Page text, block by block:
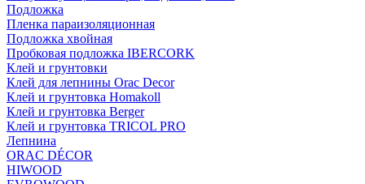
Подложка
Пленка параизоляционная
Подложка хвойная
Пробковая подложка IBERCORK
Клей и грунтовки
Клей для лепнины Orac Decor
Клей и грунтовка Homakoll
Клей и грунтовка Berger
Клей и грунтовка TRICOL PRO
Лепнина
ORAC DÉCOR
HIWOOD